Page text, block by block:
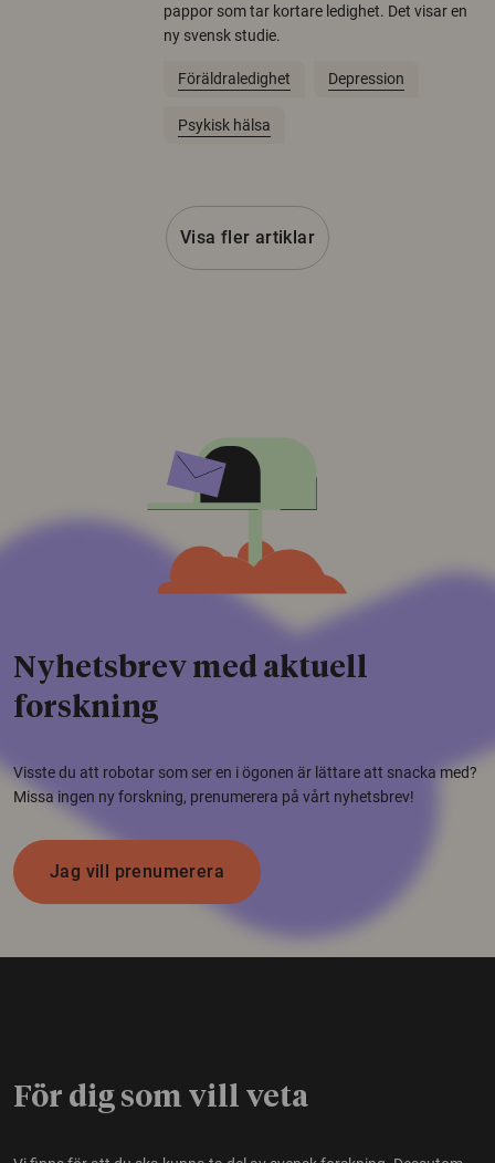
pappor som tar kortare ledighet. Det visar en
ny svensk studie.
Föräldraledighet Depression
Psykisk hälsa
Visa fler artiklar
Nyhetsbrev med aktuell
forskning
Visste du att robotar som ser en i ögonen är lättare att snacka med?
Missa ingen ny forskning, prenumerera på vårt nyhetsbrev!
Jag vill prenumerera
För dig som vill veta